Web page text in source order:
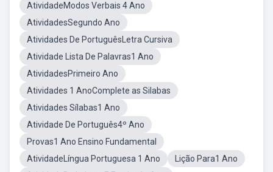
AtividadeModos Verbais 4 Ano
AtividadesSegundo Ano
Atividades De PortuguêsLetra Cursiva
Atividade Lista De Palavras1 Ano
AtividadesPrimeiro Ano
Atividades 1 AnoComplete as Silabas
Atividades Sílabas1 Ano
Atividade De Português4º Ano
Provas1 Ano Ensino Fundamental
AtividadeLíngua Portuguesa 1 Ano
Lição Para1 Ano